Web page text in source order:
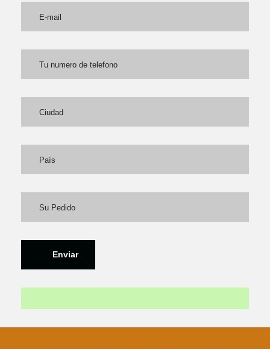
Enviar